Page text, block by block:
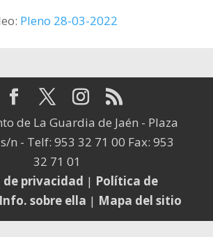
Pleno 28-03-2022
de La Guardia de Jaén - Plaza
n - Telf: 953 32 71 00 Fax: 953
32 71 01
privacidad | Política de
sobre ella | Mapa del sitio